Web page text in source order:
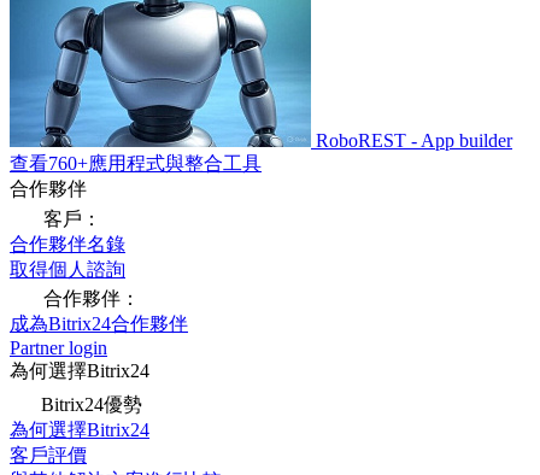
RoboREST - App builder
查看760+應用程式與整合工具
合作夥伴
客戶：
合作夥伴名錄
取得個人諮詢
合作夥伴：
成為Bitrix24合作夥伴
Partner login
為何選擇Bitrix24
Bitrix24優勢
為何選擇Bitrix24
客戶評價